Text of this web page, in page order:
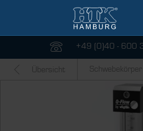
+49 (0)40 - 600
Übersicht